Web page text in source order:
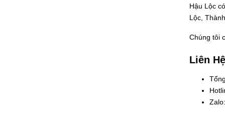
Hậu Lộc
Lộc,
Chúng tôi
Liên